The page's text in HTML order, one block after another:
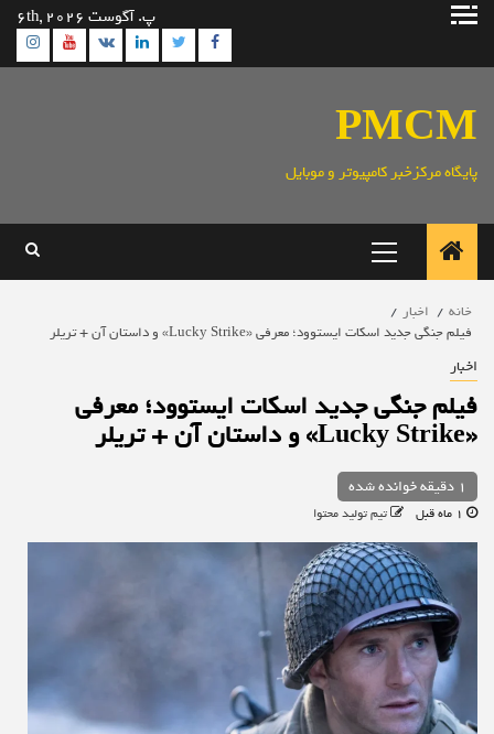
پرش
پ. آگوست 6th, 2026
Facebook
Twitter
Linkedin
VK
PMCM
پایگاه مرکزخبر کامپیوتر و موبایل
اصلی
خانه
اخبار
فیلم جنگی جدید اسکات ایستوود؛ معرفی «Lucky Strike» و داستان آن + تریلر
اخبار
فیلم جنگی جدید اسکات ایستوود؛ معرفی
«Lucky Strike» و داستان آن + تریلر
1 دقیقه خوانده شده
تیم تولید محتوا